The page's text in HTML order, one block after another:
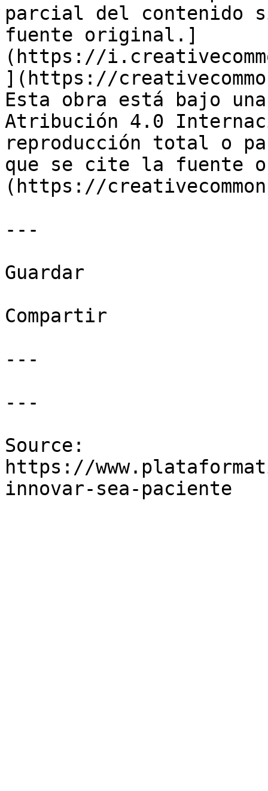
parcial del contenido
fuente original.]
(https://
](https://
Esta obra está bajo
Atribución 4.0
reproducción total o
que se cite la fuente
(https://
---
Guardar
Compartir
---
---
Source:
https://